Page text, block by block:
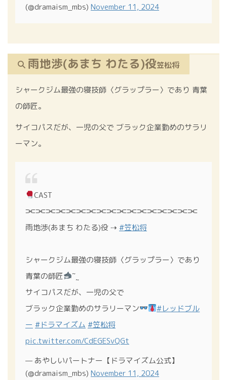
(@dramaism_mbs) November 11, 2024
雨地渉(あまち わたる)役笠松将
シャークジム最強の寝技師〈グラップラー〉であり 青葉
の師匠。
サイコパスだが、一児の父で ブラック企業勤めのサラリ
ーマン。
CAST
⫘⫘⫘⫘⫘⫘⫘⫘⫘⫘⫘⫘⫘⫘⫘⫘⫘
雨地渉(あまち わたる)役 ⇢ #笠松将
シャークジム最強の寝技師〈グラップラー〉であり
青葉の師匠
˜˷
サイコパスだが、一児の父で
ブラック企業勤めのサラリーマン
#レッドブル
ー #ドラマイズム #笠松将
pic.twitter.com/CdEGESvQGt
— あやしいパートナー【ドラマイズム公式】
(@dramaism_mbs) November 11, 2024